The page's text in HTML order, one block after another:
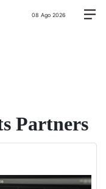
08 Ago 2026
Partners